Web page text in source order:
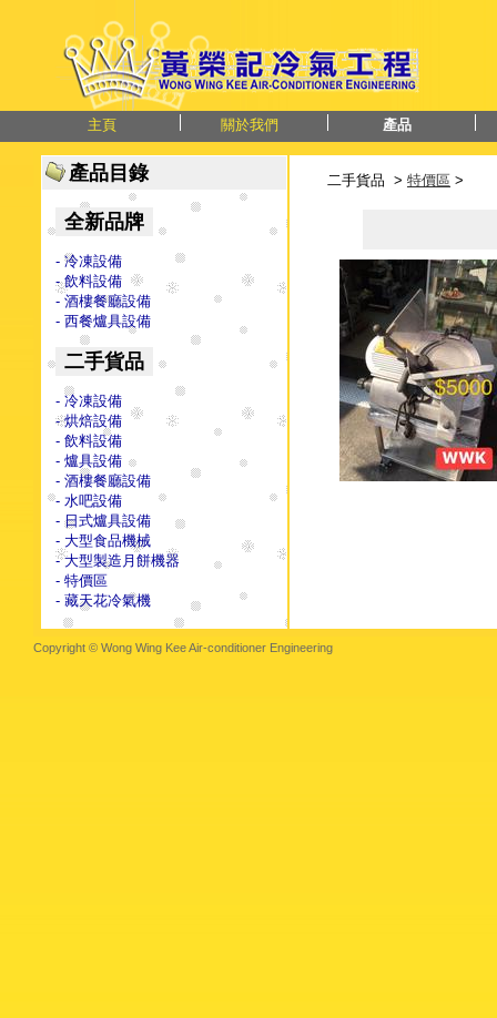
主頁 關於我們 產品
產品目錄
全新品牌
- 冷凍設備
- 飲料設備
- 酒樓餐廳設備
- 西餐爐具設備
二手貨品
- 冷凍設備
- 烘焙設備
- 飲料設備
- 爐具設備
- 酒樓餐廳設備
- 水吧設備
- 日式爐具設備
- 大型食品機械
- 大型製造月餅機器
- 特價區
- 藏天花冷氣機
二手貨品 > 特價區 >
Copyright © Wong Wing Kee Air-conditioner Engineering